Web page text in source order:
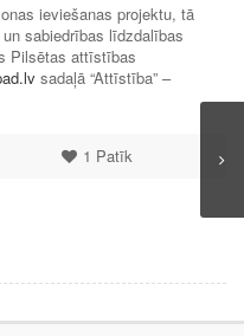
ieviešanas projektu, tā
sabiedrības līdzdalības
Pilsētas attīstības
sadaļā “Attīstība” –
1 Patīk